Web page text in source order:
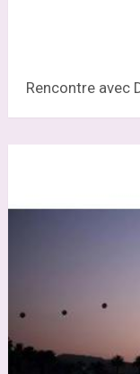
Rencontre avec